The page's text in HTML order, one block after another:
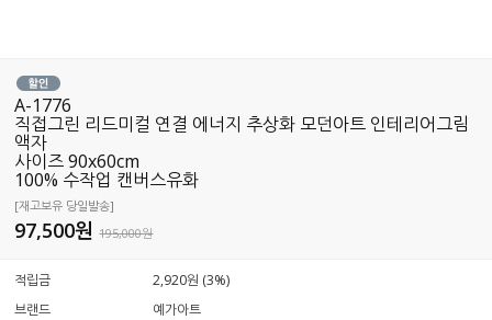
A-1776
직접그린 리드미컬 연결 에너지 추상화 모던아트 인테리어그림
액자
사이즈 90x60cm
100% 수작업 캔버스유화
[재고보유 당일발송]
97,500원195,000원
적립금
2,920원 (3%)
브랜드
예가아트